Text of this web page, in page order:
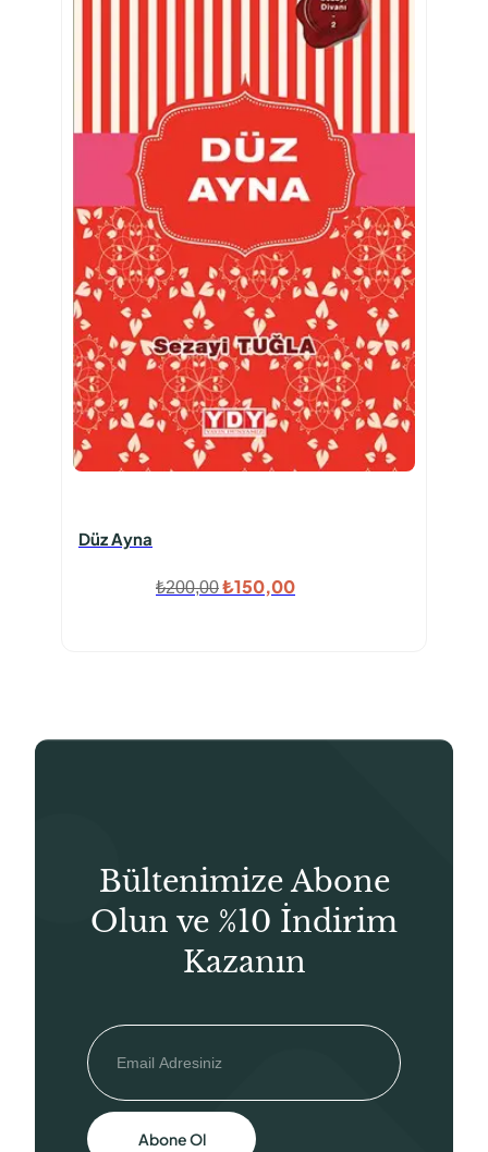
Düz Ayna
₺200,00Orijinal
₺150,00Şu
Bültenimize Abone
Olun ve %10 İndirim
Kazanın
Abone Ol